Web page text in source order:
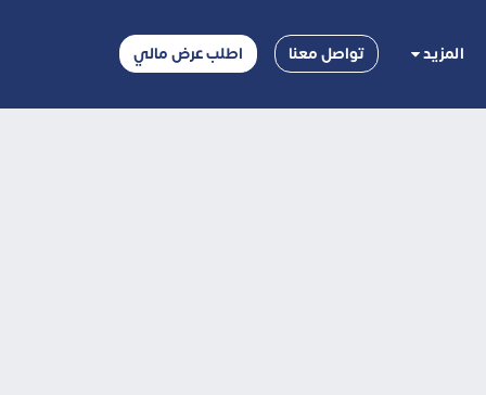
المزيد تواصل معنا اطلب عرض مالي